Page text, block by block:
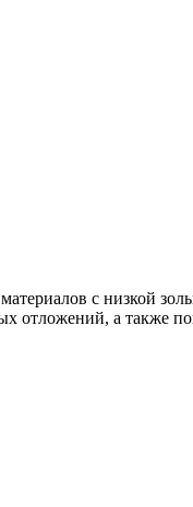
с низкой
отложений, а также